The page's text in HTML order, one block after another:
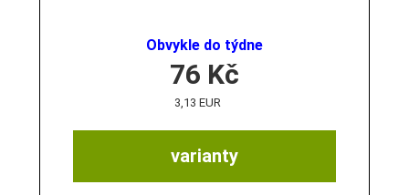
Obvykle do týdne
varianty
76 Kč
3,13 EUR